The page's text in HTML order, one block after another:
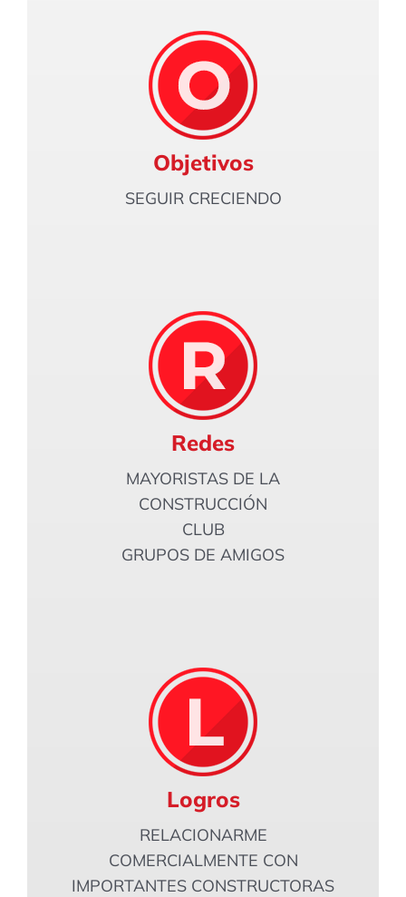
Objetivos
SEGUIR CRECIENDO
Redes
MAYORISTAS DE LA
CONSTRUCCIÓN
CLUB
GRUPOS DE AMIGOS
Logros
RELACIONARME
COMERCIALMENTE CON
IMPORTANTES CONSTRUCTORAS